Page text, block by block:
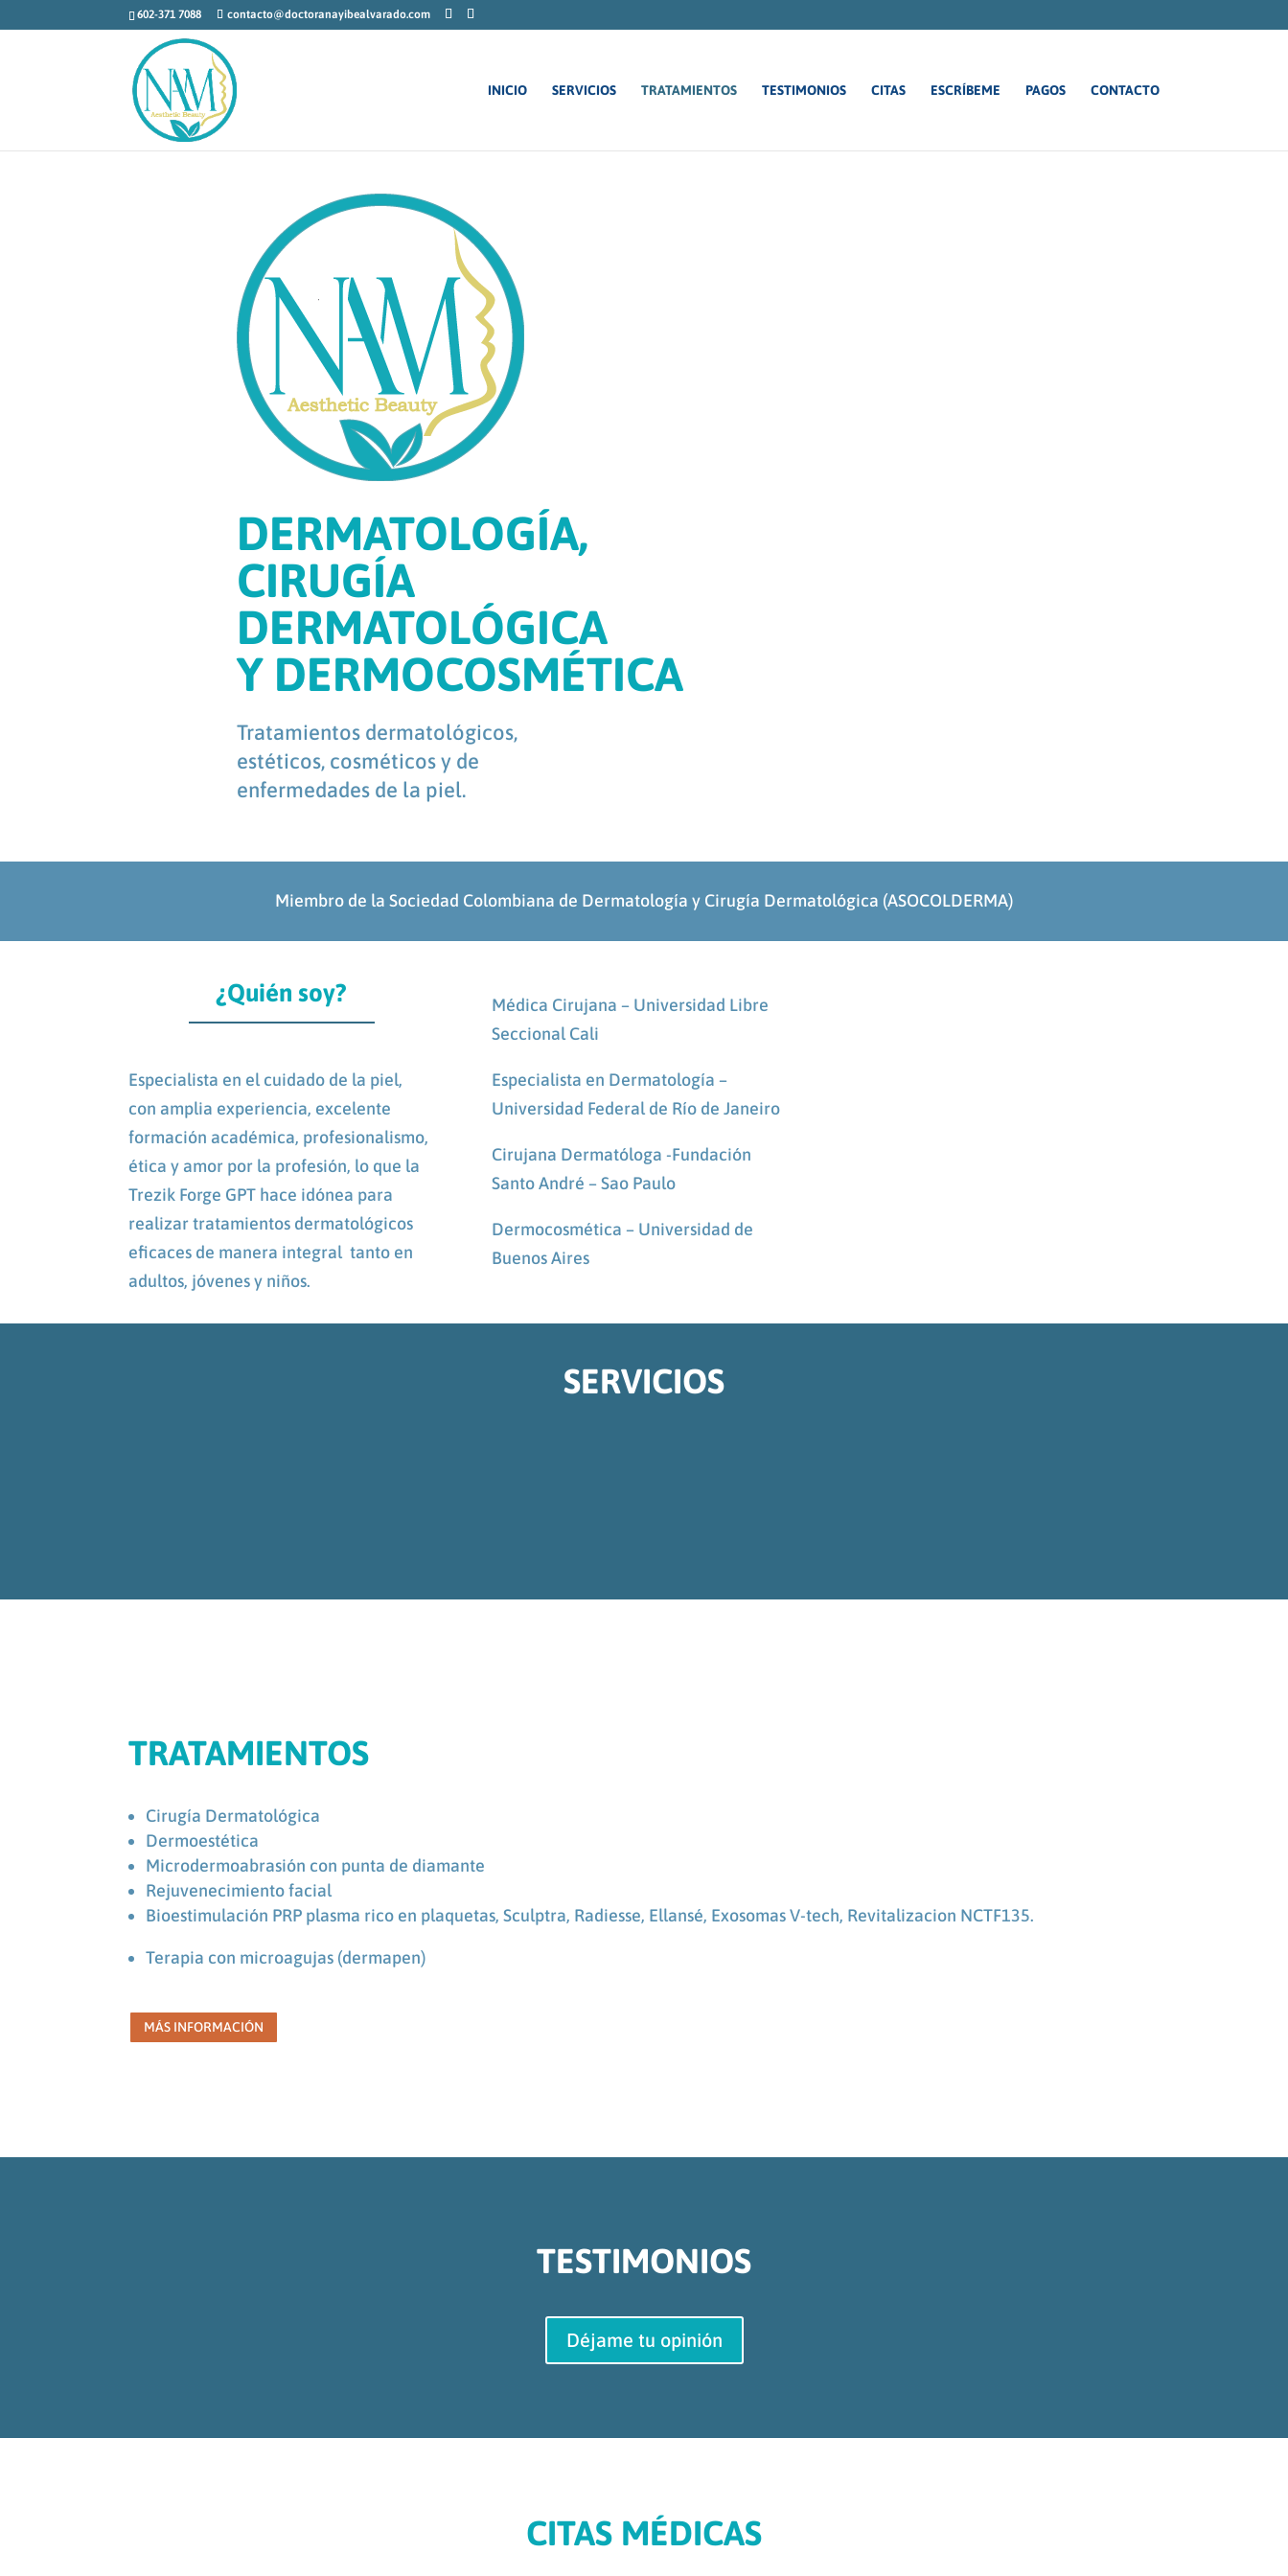
602-371 7088 contacto@doctoranayibealvarado.com
INICIO SERVICIOS TRATAMIENTOS TESTIMONIOS CITAS ESCRÍBEME PAGOS CONTACTO
DERMATOLOGÍA,
CIRUGÍA
DERMATOLÓGICA
Y DERMOCOSMÉTICA
Tratamientos dermatológicos,
estéticos, cosméticos y de
enfermedades de la piel.
Miembro de la Sociedad Colombiana de Dermatología y Cirugía Dermatológica (ASOCOLDERMA)
¿Quién soy?
Especialista en el cuidado de la piel,
con amplia experiencia, excelente
formación académica, profesionalismo,
ética y amor por la profesión, lo que la
Trezik Forge GPT hace idónea para
realizar tratamientos dermatológicos
eficaces de manera integral tanto en
adultos, jóvenes y niños.
Médica Cirujana – Universidad Libre
Seccional Cali
Especialista en Dermatología –
Universidad Federal de Río de Janeiro
Cirujana Dermatóloga -Fundación
Santo André – Sao Paulo
Dermocosmética – Universidad de
Buenos Aires
SERVICIOS
TRATAMIENTOS
Cirugía Dermatológica
Dermoestética
Microdermoabrasión con punta de diamante
Rejuvenecimiento facial
Bioestimulación PRP plasma rico en plaquetas,Sculptra, Radiesse, Ellansé, Exosomas V-tech, Revitalizacion NCTF135.
Terapia con microagujas (dermapen)
MÁS INFORMACIÓN
TESTIMONIOS
Déjame tu opinión
CITAS MÉDICAS